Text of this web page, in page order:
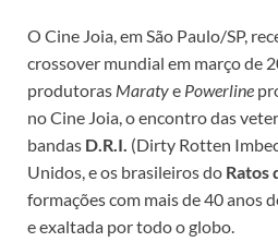
O Cine Joia, em São Paulo/SP,
crossover mundial em março de
produtoras Maratye Powerline
no Cine Joia, o encontro das
bandas D.R.I. (Dirty Rotten
Unidos, e os brasileiros do Ratos
formações com mais de 40 anos
e exaltada por todo o globo.